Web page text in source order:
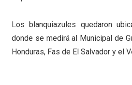
Los blanquiazules quedaron
donde se medirá al Municipal de
Honduras, Fas de El Salvador y el